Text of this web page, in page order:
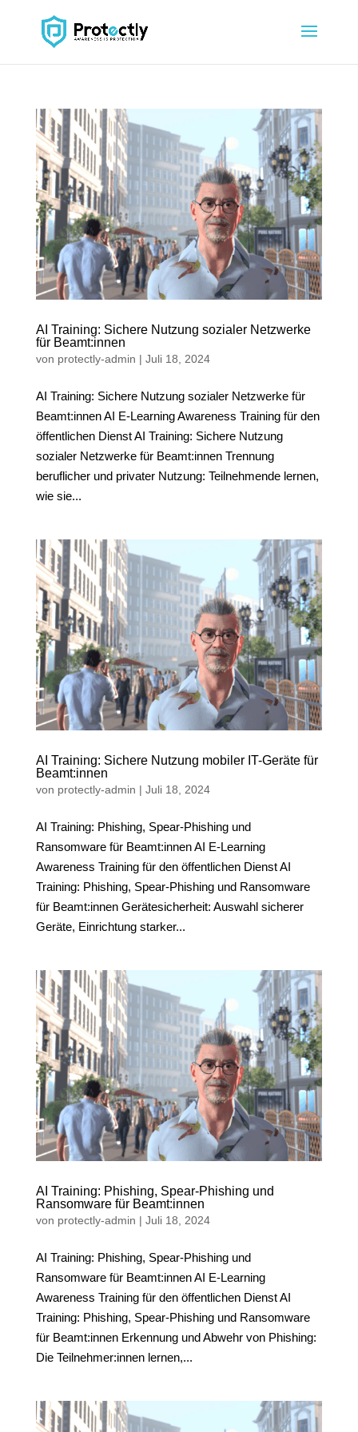
AI Training: Sichere Nutzung sozialer Netzwerke
für Beamt:innen
von protectly-admin | Juli 18, 2024
AI Training: Sichere Nutzung sozialer Netzwerke für
Beamt:innen AI E-Learning Awareness Training für den
öffentlichen Dienst AI Training: Sichere Nutzung
sozialer Netzwerke für Beamt:innen Trennung
beruflicher und privater Nutzung: Teilnehmende lernen,
wie sie...
AI Training: Sichere Nutzung mobiler IT-Geräte für
Beamt:innen
von protectly-admin | Juli 18, 2024
AI Training: Phishing, Spear-Phishing und
Ransomware für Beamt:innen AI E-Learning
Awareness Training für den öffentlichen Dienst AI
Training: Phishing, Spear-Phishing und Ransomware
für Beamt:innen Gerätesicherheit: Auswahl sicherer
Geräte, Einrichtung starker...
AI Training: Phishing, Spear-Phishing und
Ransomware für Beamt:innen
von protectly-admin | Juli 18, 2024
AI Training: Phishing, Spear-Phishing und
Ransomware für Beamt:innen AI E-Learning
Awareness Training für den öffentlichen Dienst AI
Training: Phishing, Spear-Phishing und Ransomware
für Beamt:innen Erkennung und Abwehr von Phishing:
Die Teilnehmer:innen lernen,...